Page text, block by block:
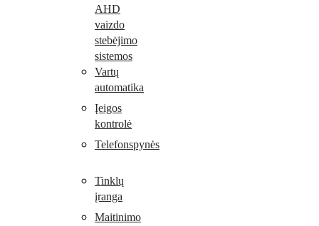
AHD
vaizdo
stebėjimo
sistemos
Vartų
automatika
Įeigos
kontrolė
Telefonspynės
Tinklų
įranga
Maitinimo